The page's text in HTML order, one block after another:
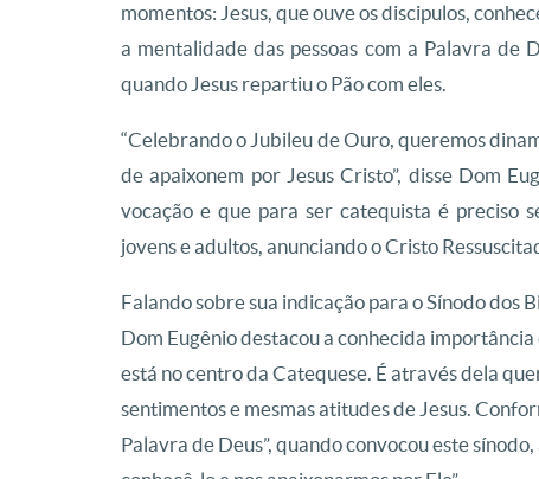
momentos: Jesus, que ouve os discipulos,
a mentalidade das pessoas com a Palavra de
quando Jesus repartiu o Pão com eles.
“Celebrando o Jubileu de Ouro, queremos
de apaixonem por Jesus Cristo”, disse Dom
vocação e que para ser catequista é preciso
jovens e adultos, anunciando o Cristo
Falando sobre sua indicação para o Sínodo dos
Dom Eugênio destacou a conhecida
está no centro da Catequese. É através dela
sentimentos e mesmas atitudes de Jesus.
Palavra de Deus”, quando convocou este